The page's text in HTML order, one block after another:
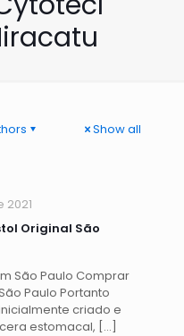
Show all
Original São
São Paulo Comprar
Paulo Portanto
criado e
estomacal, […]